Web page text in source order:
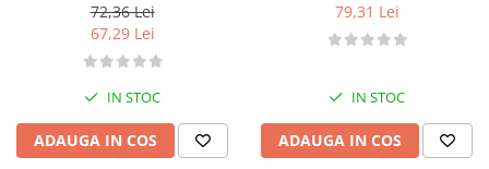
72,36 Lei
67,29 Lei
IN STOC
ADAUGA IN COS
79,31 Lei
IN STOC
ADAUGA IN COS